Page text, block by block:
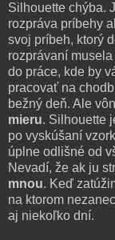
Silhouette chýba.
rozpráva príbehy
svoj príbeh, ktorý
rozprávaní
do práce, kde by
pracovať na
bežný deň. Ale
mieru. Silhouette
po vyskúšaní
úplne odlišné od
Nevadí, že ak ju
mnou. Keď
na ktorom
aj niekoľko dní.